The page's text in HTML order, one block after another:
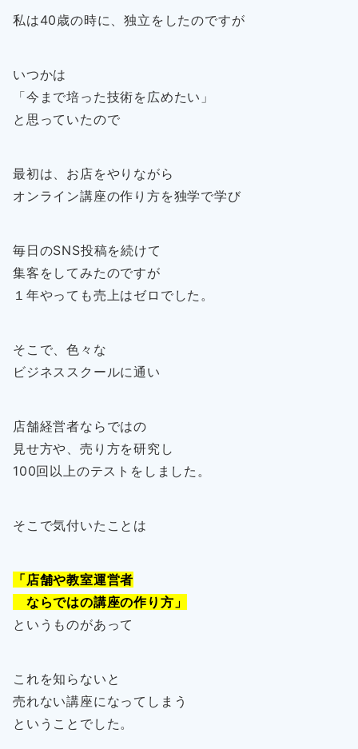
私は40歳の時に、独立をしたのですが
いつかは
「今まで培った技術を広めたい」
と思っていたので
最初は、お店をやりながら
オンライン講座の作り方を独学で学び
毎日のSNS投稿を続けて
集客をしてみたのですが
１年やっても売上はゼロでした。
そこで、色々な
ビジネススクールに通い
店舗経営者ならではの
見せ方や、売り方を研究し
100回以上のテストをしました。
そこで気付いたことは
「店舗や教室運営者
ならではの講座の作り方」
というものがあって
これを知らないと
売れない講座になってしまう
ということでした。